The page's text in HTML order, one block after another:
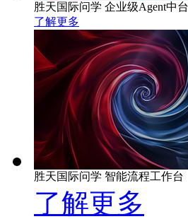
胜天国际问学 企业级Agent中台
了解更多
胜天国际问学 智能流程工作台
了解更多